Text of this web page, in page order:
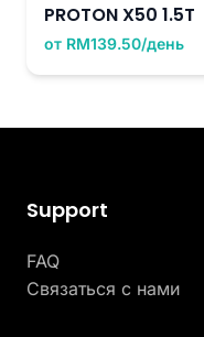
PROTON X50 1.5T
от RM139.50/день
Support
FAQ
Связаться с нами